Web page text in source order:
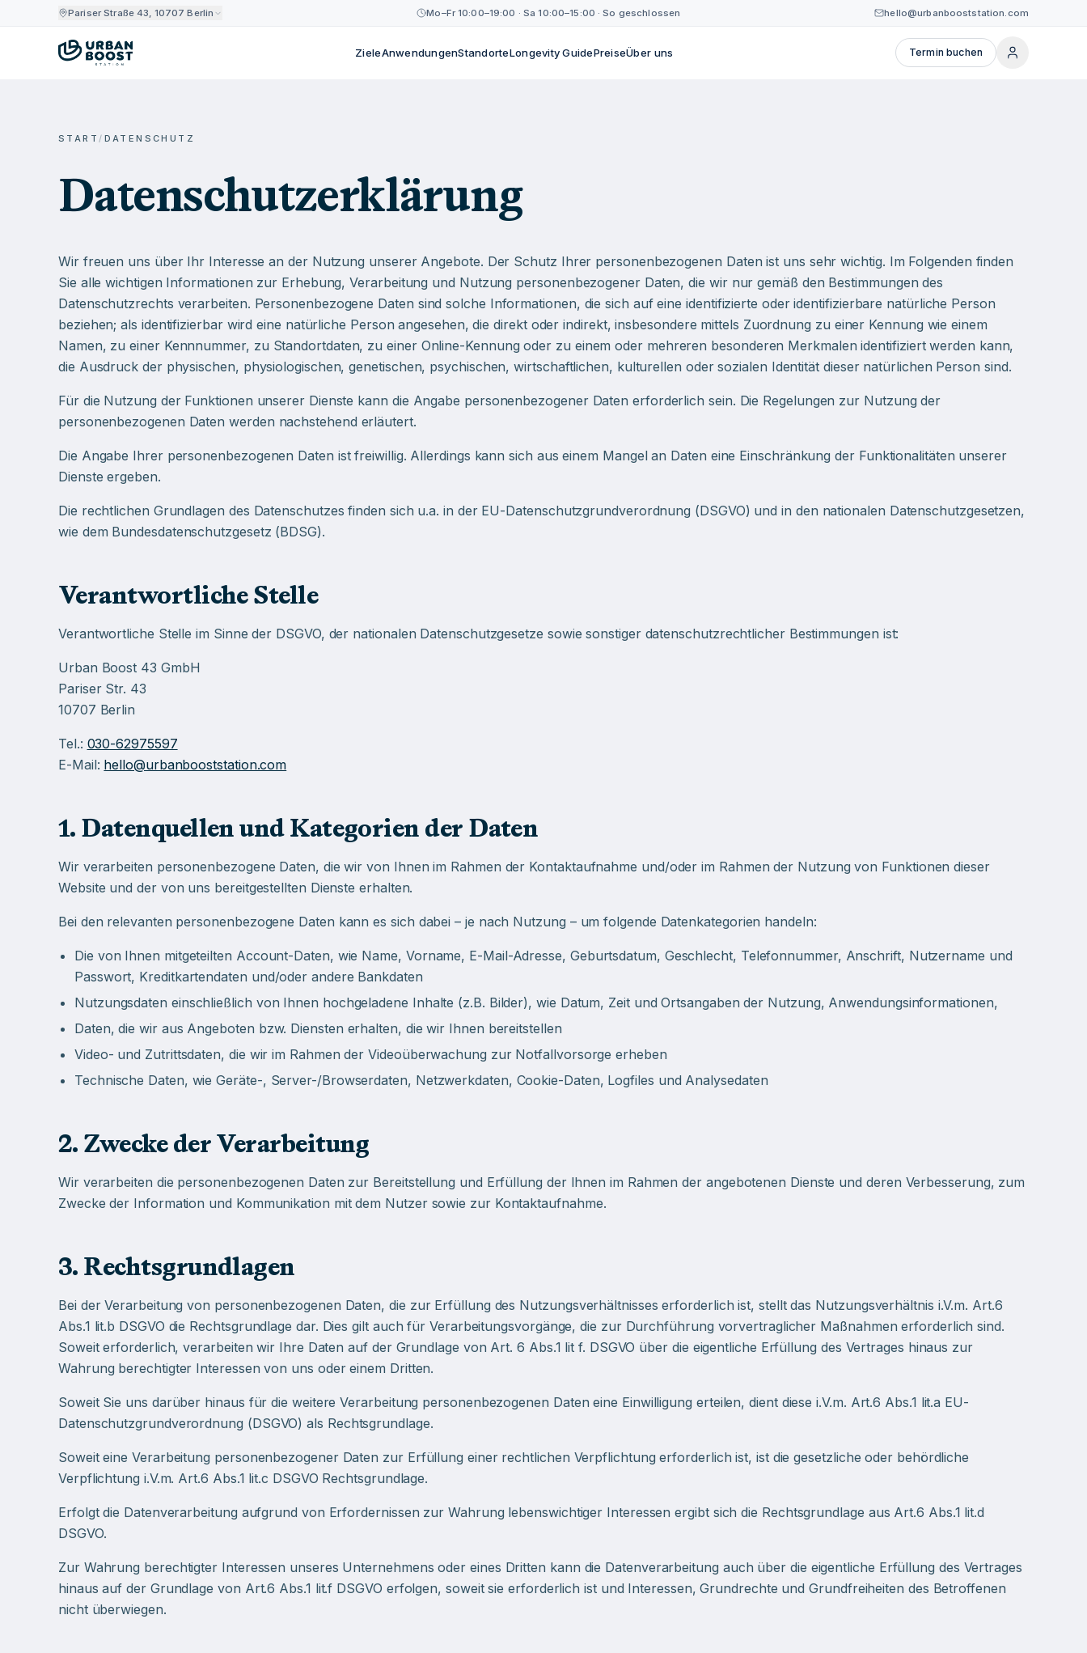
Pariser Straße 43, 10707 Berlin Mo–Fr 10:00–19:00 · Sa 10:00–15:00 · So geschlossen hello@urbanbooststation.com
ZieleAnwendungenStandorteLongevity GuidePreiseÜber uns Termin buchen
START/ DATENSCHUTZ
Datenschutzerklärung
Wir freuen uns über Ihr Interesse an der Nutzung unserer Angebote. Der Schutz Ihrer personenbezogenen Daten ist uns sehr wichtig. Im Folgenden finden
Sie alle wichtigen Informationen zur Erhebung, Verarbeitung und Nutzung personenbezogener Daten, die wir nur gemäß den Bestimmungen des
Datenschutzrechts verarbeiten. Personenbezogene Daten sind solche Informationen, die sich auf eine identifizierte oder identifizierbare natürliche Person
beziehen; als identifizierbar wird eine natürliche Person angesehen, die direkt oder indirekt, insbesondere mittels Zuordnung zu einer Kennung wie einem
Namen, zu einer Kennnummer, zu Standortdaten, zu einer Online-Kennung oder zu einem oder mehreren besonderen Merkmalen identifiziert werden kann,
die Ausdruck der physischen, physiologischen, genetischen, psychischen, wirtschaftlichen, kulturellen oder sozialen Identität dieser natürlichen Person sind.
Für die Nutzung der Funktionen unserer Dienste kann die Angabe personenbezogener Daten erforderlich sein. Die Regelungen zur Nutzung der
personenbezogenen Daten werden nachstehend erläutert.
Die Angabe Ihrer personenbezogenen Daten ist freiwillig. Allerdings kann sich aus einem Mangel an Daten eine Einschränkung der Funktionalitäten unserer
Dienste ergeben.
Die rechtlichen Grundlagen des Datenschutzes finden sich u.a. in der EU-Datenschutzgrundverordnung (DSGVO) und in den nationalen Datenschutzgesetzen,
wie dem Bundesdatenschutzgesetz (BDSG).
Verantwortliche Stelle
Verantwortliche Stelle im Sinne der DSGVO, der nationalen Datenschutzgesetze sowie sonstiger datenschutzrechtlicher Bestimmungen ist:
Urban Boost 43 GmbH
Pariser Str. 43
10707 Berlin
Tel.: 030-62975597
E-Mail: hello@urbanbooststation.com
1. Datenquellen und Kategorien der Daten
Wir verarbeiten personenbezogene Daten, die wir von Ihnen im Rahmen der Kontaktaufnahme und/oder im Rahmen der Nutzung von Funktionen dieser
Website und der von uns bereitgestellten Dienste erhalten.
Bei den relevanten personenbezogene Daten kann es sich dabei – je nach Nutzung – um folgende Datenkategorien handeln:
Die von Ihnen mitgeteilten Account-Daten, wie Name, Vorname, E-Mail-Adresse, Geburtsdatum, Geschlecht, Telefonnummer, Anschrift, Nutzername und
Passwort, Kreditkartendaten und/oder andere Bankdaten
Nutzungsdaten einschließlich von Ihnen hochgeladene Inhalte (z.B. Bilder), wie Datum, Zeit und Ortsangaben der Nutzung, Anwendungsinformationen,
Daten, die wir aus Angeboten bzw. Diensten erhalten, die wir Ihnen bereitstellen
Video- und Zutrittsdaten, die wir im Rahmen der Videoüberwachung zur Notfallvorsorge erheben
Technische Daten, wie Geräte-, Server-/Browserdaten, Netzwerkdaten, Cookie-Daten, Logfiles und Analysedaten
2. Zwecke der Verarbeitung
Wir verarbeiten die personenbezogenen Daten zur Bereitstellung und Erfüllung der Ihnen im Rahmen der angebotenen Dienste und deren Verbesserung, zum
Zwecke der Information und Kommunikation mit dem Nutzer sowie zur Kontaktaufnahme.
3. Rechtsgrundlagen
Bei der Verarbeitung von personenbezogenen Daten, die zur Erfüllung des Nutzungsverhältnisses erforderlich ist, stellt das Nutzungsverhältnis i.V.m. Art.6
Abs.1 lit.b DSGVO die Rechtsgrundlage dar. Dies gilt auch für Verarbeitungsvorgänge, die zur Durchführung vorvertraglicher Maßnahmen erforderlich sind.
Soweit erforderlich, verarbeiten wir Ihre Daten auf der Grundlage von Art. 6 Abs.1 lit f. DSGVO über die eigentliche Erfüllung des Vertrages hinaus zur
Wahrung berechtigter Interessen von uns oder einem Dritten.
Soweit Sie uns darüber hinaus für die weitere Verarbeitung personenbezogenen Daten eine Einwilligung erteilen, dient diese i.V.m. Art.6 Abs.1 lit.a EU-
Datenschutzgrundverordnung (DSGVO) als Rechtsgrundlage.
Soweit eine Verarbeitung personenbezogener Daten zur Erfüllung einer rechtlichen Verpflichtung erforderlich ist, ist die gesetzliche oder behördliche
Verpflichtung i.V.m. Art.6 Abs.1 lit.c DSGVO Rechtsgrundlage.
Erfolgt die Datenverarbeitung aufgrund von Erfordernissen zur Wahrung lebenswichtiger Interessen ergibt sich die Rechtsgrundlage aus Art.6 Abs.1 lit.d
DSGVO.
Zur Wahrung berechtigter Interessen unseres Unternehmens oder eines Dritten kann die Datenverarbeitung auch über die eigentliche Erfüllung des Vertrages
hinaus auf der Grundlage von Art.6 Abs.1 lit.f DSGVO erfolgen, soweit sie erforderlich ist und Interessen, Grundrechte und Grundfreiheiten des Betroffenen
nicht überwiegen.